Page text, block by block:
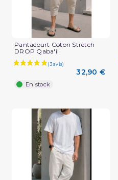
Pantacourt Coton Stretch
DROP Qaba'il
32,90 €
En stock